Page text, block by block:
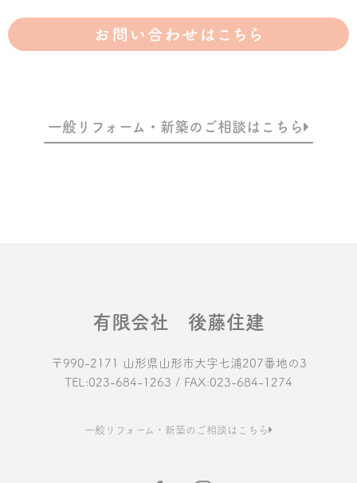
一般リフォーム・新築のご相談はこちら
有限会社 後藤住建
〒990-2171 山形県山形市大字七浦207番地の3
TEL:023-684-1263 / FAX:023-684-1274
一般リフォーム・新築のご相談はこちら